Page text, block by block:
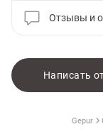
Отзывы и
Написать
Gepur